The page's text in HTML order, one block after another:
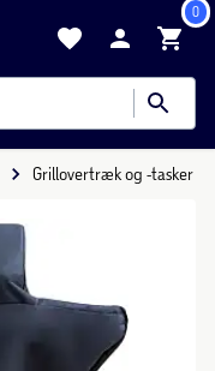
0
Grillovertræk og -tasker